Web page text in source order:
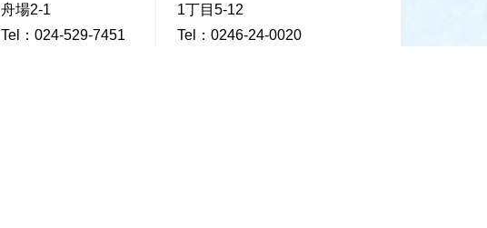
舟場2-1
Tel：024-529-7451
1丁目5-12
Tel：0246-24-0020